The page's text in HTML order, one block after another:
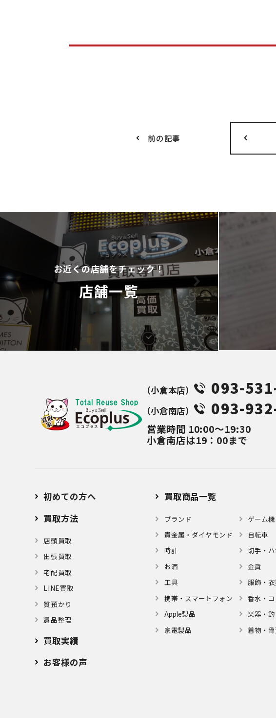
前の記事
お近くの店舗をチェック！
店舗一覧
（⼩倉本店） 093-
（⼩倉南店） 093-
営業時間 10:00～19:30
小倉南店は19：00まで
初めての方へ
買取方法
店頭買取
出張買取
宅配買取
LINE買取
質預かり
遺品整理
買取実績
お客様の声
買取商品一覧
ブランド
貴金属・ダイヤモンド
時計
お酒
⼯具
携帯・スマートフォン
Apple製品
家電製品
ゲーム
自転車
切手・
金貨
服飾・
⾹⽔・
楽器・
着物・